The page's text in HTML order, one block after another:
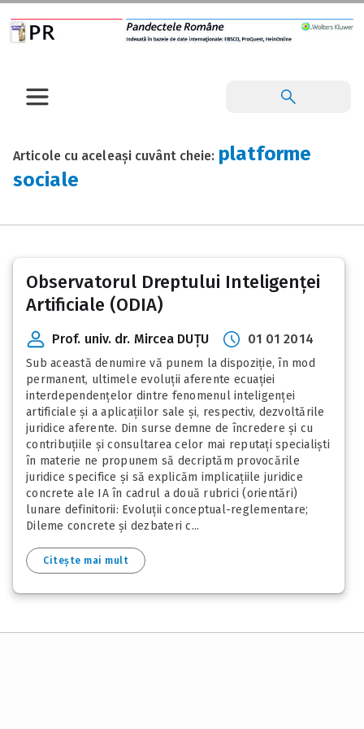
Articole cu aceleași cuvânt cheie: platforme
sociale
Observatorul Dreptului Inteligenței
Artificiale (ODIA)
Prof. univ. dr. Mircea DUȚU 01 01 2014
Sub această denumire vă punem la dispoziție, în mod
permanent, ultimele evoluții aferente ecuației
interdependențelor dintre fenomenul inteligenței
artificiale și a aplicațiilor sale și, respectiv, dezvoltările
juridice aferente. Din surse demne de încredere și cu
contribuțiile și consultarea celor mai reputați specialiști
în materie ne propunem să decriptăm provocările
juridice specifice și să explicăm implicațiile juridice
concrete ale IA în cadrul a două rubrici (orientări)
lunare definitorii: Evoluții conceptual-reglementare;
Dileme concrete și dezbateri c...
Citește mai mult